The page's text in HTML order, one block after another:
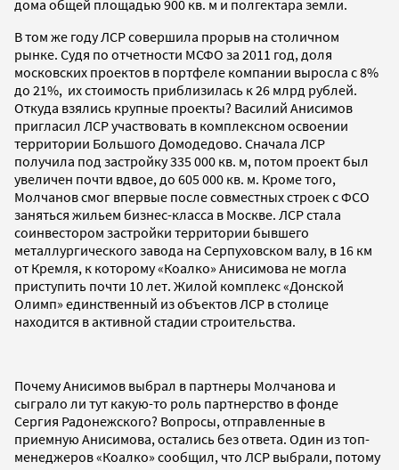
дома общей площадью 900 кв. м и полгектара земли.
В том же году ЛСР совершила прорыв на столичном
рынке. Судя по отчетности МСФО за 2011 год, доля
московских проектов в портфеле компании выросла с 8%
до 21%, их стоимость приблизилась к 26 млрд рублей.
Откуда взялись крупные проекты? Василий Анисимов
пригласил ЛСР участвовать в комплексном освоении
территории Большого Домодедово. Сначала ЛСР
получила под застройку 335 000 кв. м, потом проект был
увеличен почти вдвое, до 605 000 кв. м. Кроме того,
Молчанов смог впервые после совместных строек с ФСО
заняться жильем бизнес-класса в Москве. ЛСР стала
соинвестором застройки территории бывшего
металлургического завода на Серпуховском валу, в 16 км
от Кремля, к которому «Коалко» Анисимова не могла
приступить почти 10 лет. Жилой комплекс «Донской
Олимп» единственный из объектов ЛСР в столице
находится в активной стадии строительства.
Почему Анисимов выбрал в партнеры Молчанова и
сыграло ли тут какую-то роль партнерство в фонде
Сергия Радонежского? Вопросы, отправленные в
приемную Анисимова, остались без ответа. Один из топ-
менеджеров «Коалко» сообщил, что ЛСР выбрали, потому